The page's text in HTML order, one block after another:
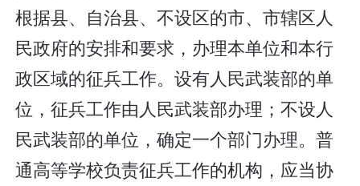
根据县、自治县、不设区的市、市辖区人
民政府的安排和要求，办理本单位和本行
政区域的征兵工作。设有人民武装部的单
位，征兵工作由人民武装部办理；不设人
民武装部的单位，确定一个部门办理。普
通高等学校负责征兵工作的机构，应当协